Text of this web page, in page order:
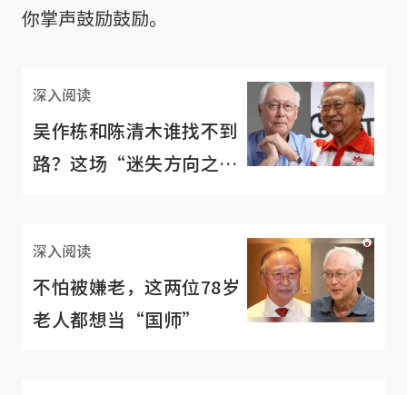
你掌声鼓励鼓励。
深入阅读
吴作栋和陈清木谁找不到
路？这场“迷失方向之
深入阅读
不怕被嫌老，这两位78岁
老人都想当“国师”